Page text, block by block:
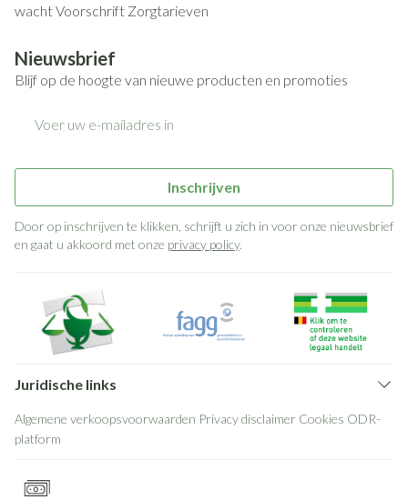
wachtVoorschrift Zorgtarieven
Nieuwsbrief
Blijf op de hoogte van nieuwe producten en promoties
Inschrijven
Door op inschrijven te klikken, schrijft u zich in voor onze nieuwsbrief
en gaat u akkoord met onze privacy policy.
Juridische links
Algemene verkoopsvoorwaarden Privacy disclaimer Cookies ODR-
platform